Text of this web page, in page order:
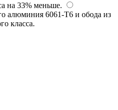
на 33% меньше.
алюминия 6061-T6 и обода из
класса.